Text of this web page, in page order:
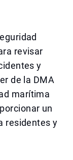
revisar
y
de la DMA
marítima
un
residentes y